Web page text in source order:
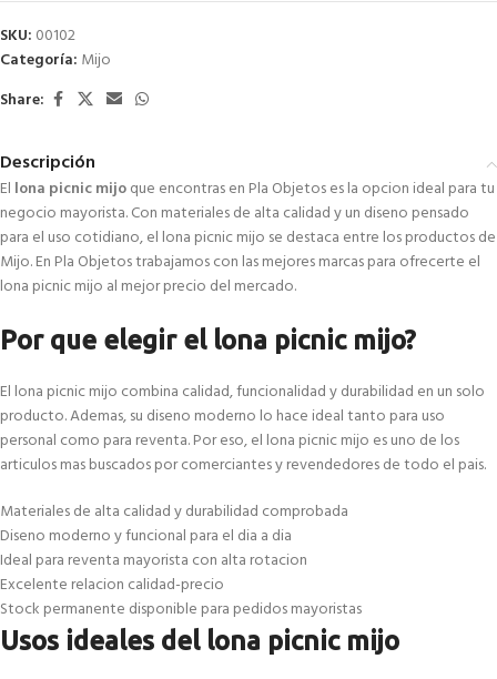
SKU: 00102
Categoría: Mijo
Share:
Descripción
El lona picnic mijoque encontras en Pla Objetos es la opcion ideal para tu
negocio mayorista. Con materiales de alta calidad y un diseno pensado
para el uso cotidiano, el lona picnic mijo se destaca entre los productos de
Mijo. En Pla Objetos trabajamos con las mejores marcas para ofrecerte el
lona picnic mijo al mejor precio del mercado.
Por que elegir el lona picnic mijo?
El lona picnic mijo combina calidad, funcionalidad y durabilidad en un solo
producto. Ademas, su diseno moderno lo hace ideal tanto para uso
personal como para reventa. Por eso, el lona picnic mijo es uno de los
articulos mas buscados por comerciantes y revendedores de todo el pais.
Materiales de alta calidad y durabilidad comprobada
Diseno moderno y funcional para el dia a dia
Ideal para reventa mayorista con alta rotacion
Excelente relacion calidad-precio
Stock permanente disponible para pedidos mayoristas
Usos ideales del lona picnic mijo